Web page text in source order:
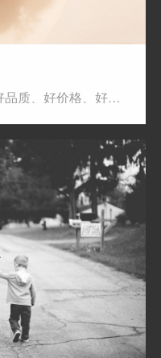
以严谨的态度为消费者提供好品质、好价格、好服务的贴心体验